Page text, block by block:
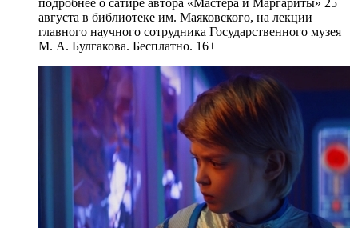
августа в библиотеке им. Маяковского, на лекции
главного научного сотрудника Государственного музея
М. А. Булгакова. Бесплатно. 16+